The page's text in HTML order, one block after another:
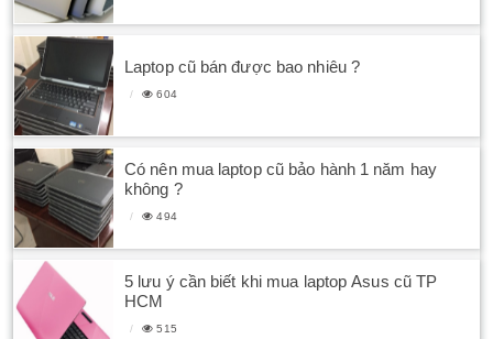
Laptop cũ bán được bao nhiêu ?
604
Có nên mua laptop cũ bảo hành 1 năm hay
không ?
494
5 lưu ý cần biết khi mua laptop Asus cũ TP
HCM
515